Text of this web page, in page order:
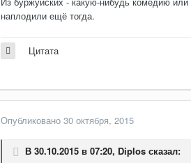
наплодили ещё тогда.
Цитата
Опубликовано 30 октября, 2015
В 30.10.2015 в 07:20, Diplosсказал: